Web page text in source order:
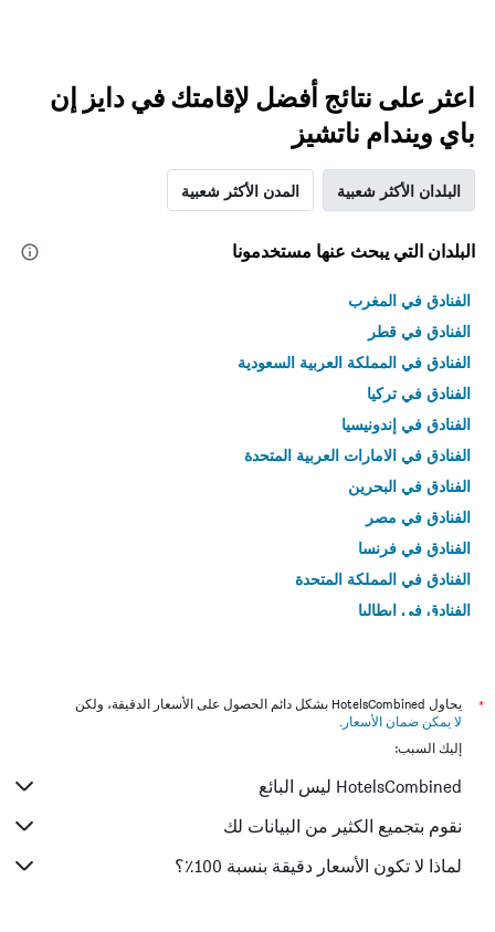
اعثر على نتائج أفضل لإقامتك في دايز إن
باي ويندام ناتشيز
البلدان الأكثر شعبية المدن الأكثر شعبية
البلدان التي يبحث عنها مستخدمونا
الفنادق في المغرب
الفنادق في قطر
الفنادق في المملكة العربية السعودية
الفنادق في تركيا
الفنادق في إندونيسيا
الفنادق في الامارات العربية المتحدة
الفنادق في البحرين
الفنادق في مصر
الفنادق في فرنسا
الفنادق في المملكة المتحدة
الفنادق في إيطاليا
*
يحاول HotelsCombined بشكل دائم الحصول على الأسعار الدقيقة، ولكن
لا يمكن ضمان الأسعار .
إليك السبب:
HotelsCombined ليس البائع
نقوم بتجميع الكثير من البيانات لك
لماذا لا تكون الأسعار دقيقة بنسبة 100٪؟